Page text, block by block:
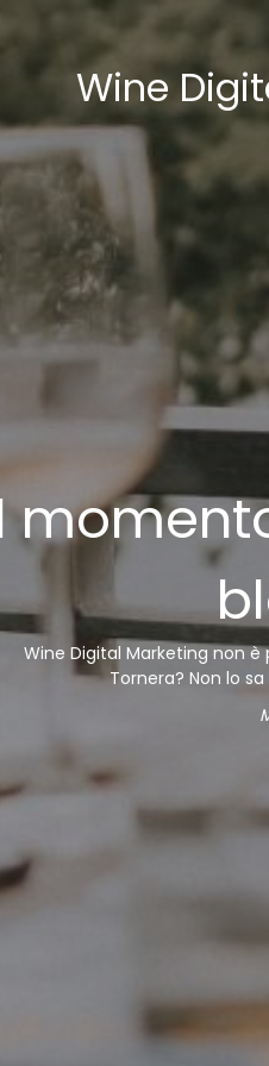
Wine
Wine Digital Marketing non
Tornera? Non lo